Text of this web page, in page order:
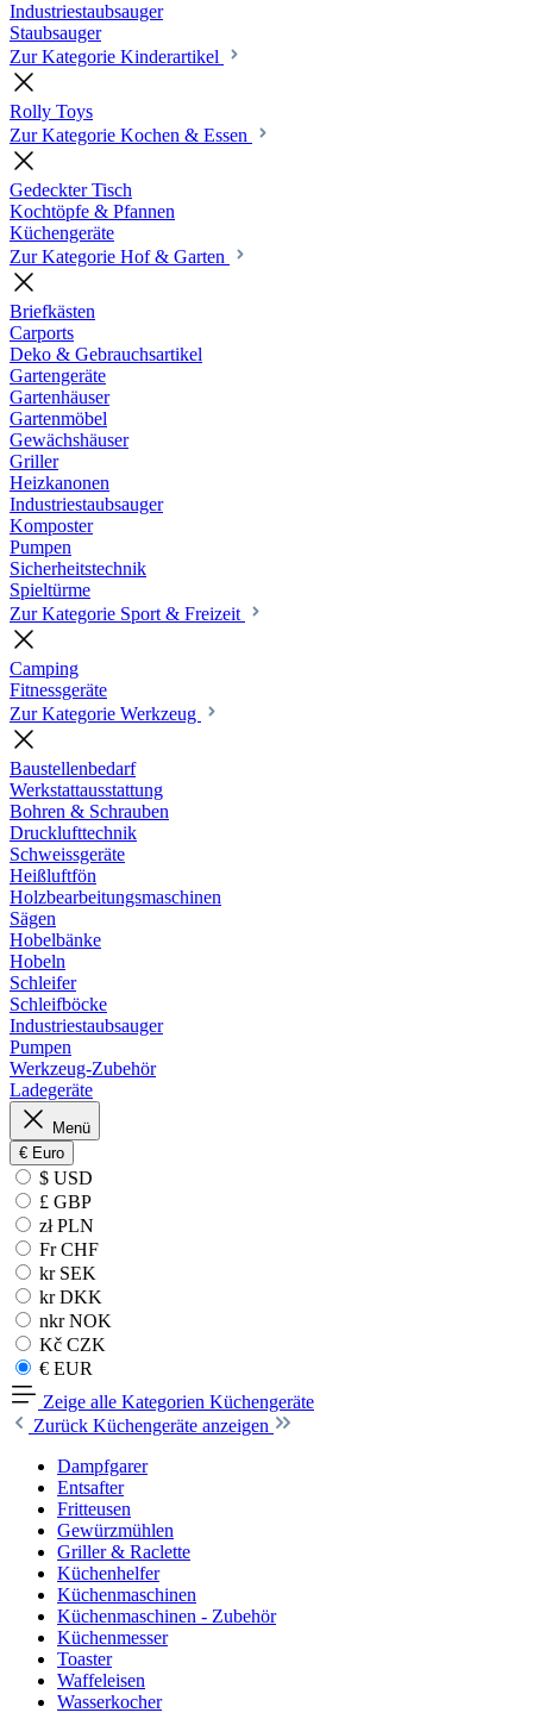
Industriestaubsauger
Staubsauger
Zur Kategorie Kinderartikel
Rolly Toys
Zur Kategorie Kochen & Essen
Gedeckter Tisch
Kochtöpfe & Pfannen
Küchengeräte
Zur Kategorie Hof & Garten
Briefkästen
Carports
Deko & Gebrauchsartikel
Gartengeräte
Gartenhäuser
Gartenmöbel
Gewächshäuser
Griller
Heizkanonen
Industriestaubsauger
Komposter
Pumpen
Sicherheitstechnik
Spieltürme
Zur Kategorie Sport & Freizeit
Camping
Fitnessgeräte
Zur Kategorie Werkzeug
Baustellenbedarf
Werkstattausstattung
Bohren & Schrauben
Drucklufttechnik
Schweissgeräte
Heißluftfön
Holzbearbeitungsmaschinen
Sägen
Hobelbänke
Hobeln
Schleifer
Schleifböcke
Industriestaubsauger
Pumpen
Werkzeug-Zubehör
Ladegeräte
Menü
€ Euro
$ USD
£ GBP
zł PLN
Fr CHF
kr SEK
kr DKK
nkr NOK
Kč CZK
€ EUR
Zeige alle Kategorien Küchengeräte
Zurück Küchengeräte anzeigen
Dampfgarer
Entsafter
Fritteusen
Gewürzmühlen
Griller & Raclette
Küchenhelfer
Küchenmaschinen
Küchenmaschinen - Zubehör
Küchenmesser
Toaster
Waffeleisen
Wasserkocher